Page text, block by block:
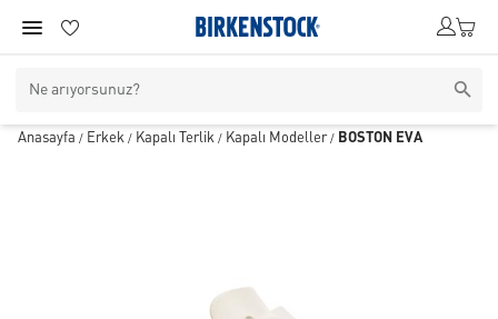
Anasayfa / Erkek / Kapalı Terlik / Kapalı Modeller / BOSTON EVA